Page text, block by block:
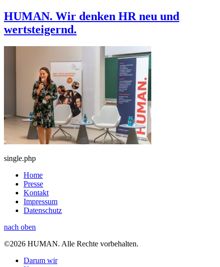
HUMAN. Wir denken HR neu und
wertsteigernd.
single.php
Home
Presse
Kontakt
Impressum
Datenschutz
nach oben
©2026 HUMAN. Alle Rechte vorbehalten.
Darum wir